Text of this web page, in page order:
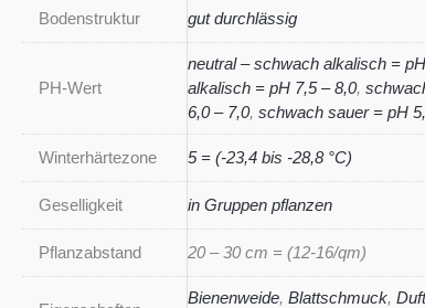
Bodenstruktur gut durchlässig
PH-Wert
neutral – schwach alkalisch =
alkalisch = pH 7,5 – 8,0,
6,0 – 7,0, schwach sauer = pH
Winterhärtezone 5 = (-23,4 bis -28,8 °C)
Geselligkeit in Gruppen pflanzen
Pflanzabstand 20 – 30 cm = (12-16/qm)
Bienenweide, Blattschmuck,